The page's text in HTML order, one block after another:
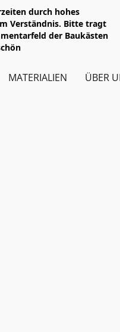
durch hohes
Verständnis. Bitte tragt
der Baukästen
MATERIALIEN ÜBER